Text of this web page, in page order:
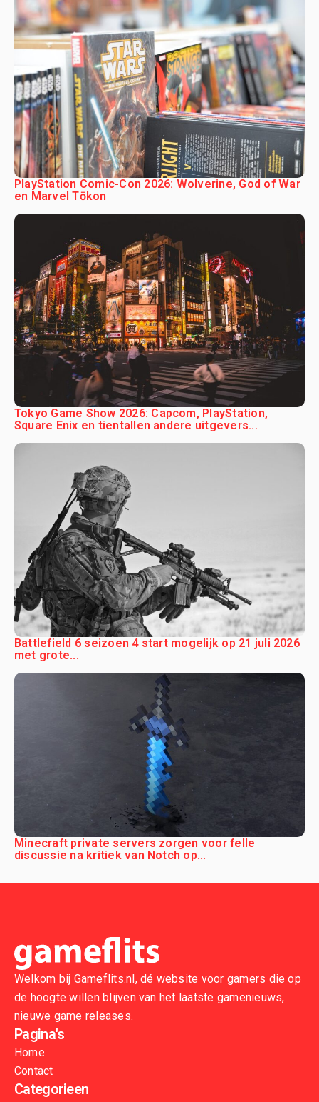
PlayStation Comic-Con 2026: Wolverine, God of War
en Marvel Tōkon
Tokyo Game Show 2026: Capcom, PlayStation,
Square Enix en tientallen andere uitgevers...
Battlefield 6 seizoen 4 start mogelijk op 21 juli 2026
met grote...
Minecraft private servers zorgen voor felle
discussie na kritiek van Notch op...
Welkom bij Gameflits.nl, dé website voor gamers die op
de hoogte willen blijven van het laatste gamenieuws,
nieuwe game releases.
Pagina's
Home
Contact
Categorieen